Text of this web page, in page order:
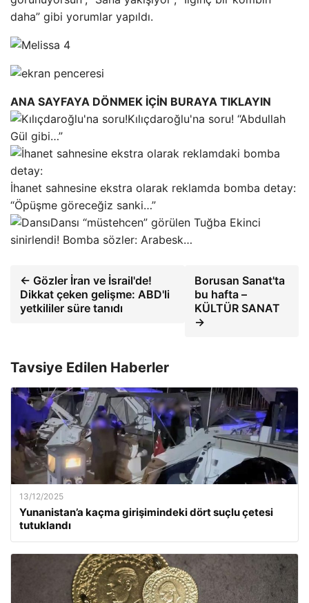
daha” gibi yorumlar yapıldı.
ANA SAYFAYA DÖNMEK İÇİN BURAYA TIKLAYIN
Kılıçdaroğlu'na soru! “Abdullah
Gül gibi…”
İhanet sahnesine ekstra olarak reklamda bomba detay:
“Öpüşme göreceğiz sanki…”
Dansı “müstehcen” görülen Tuğba Ekinci
sinirlendi! Bomba sözler: Arabesk…
← Gözler İran ve İsrail'de!
Dikkat çeken gelişme: ABD'li
yetkililer süre tanıdı
Borusan Sanat'ta
bu hafta –
KÜLTÜR SANAT
→
Tavsiye Edilen Haberler
13/12/2025
Yunanistan’a kaçma girişimindeki dört suçlu çetesi
tutuklandı